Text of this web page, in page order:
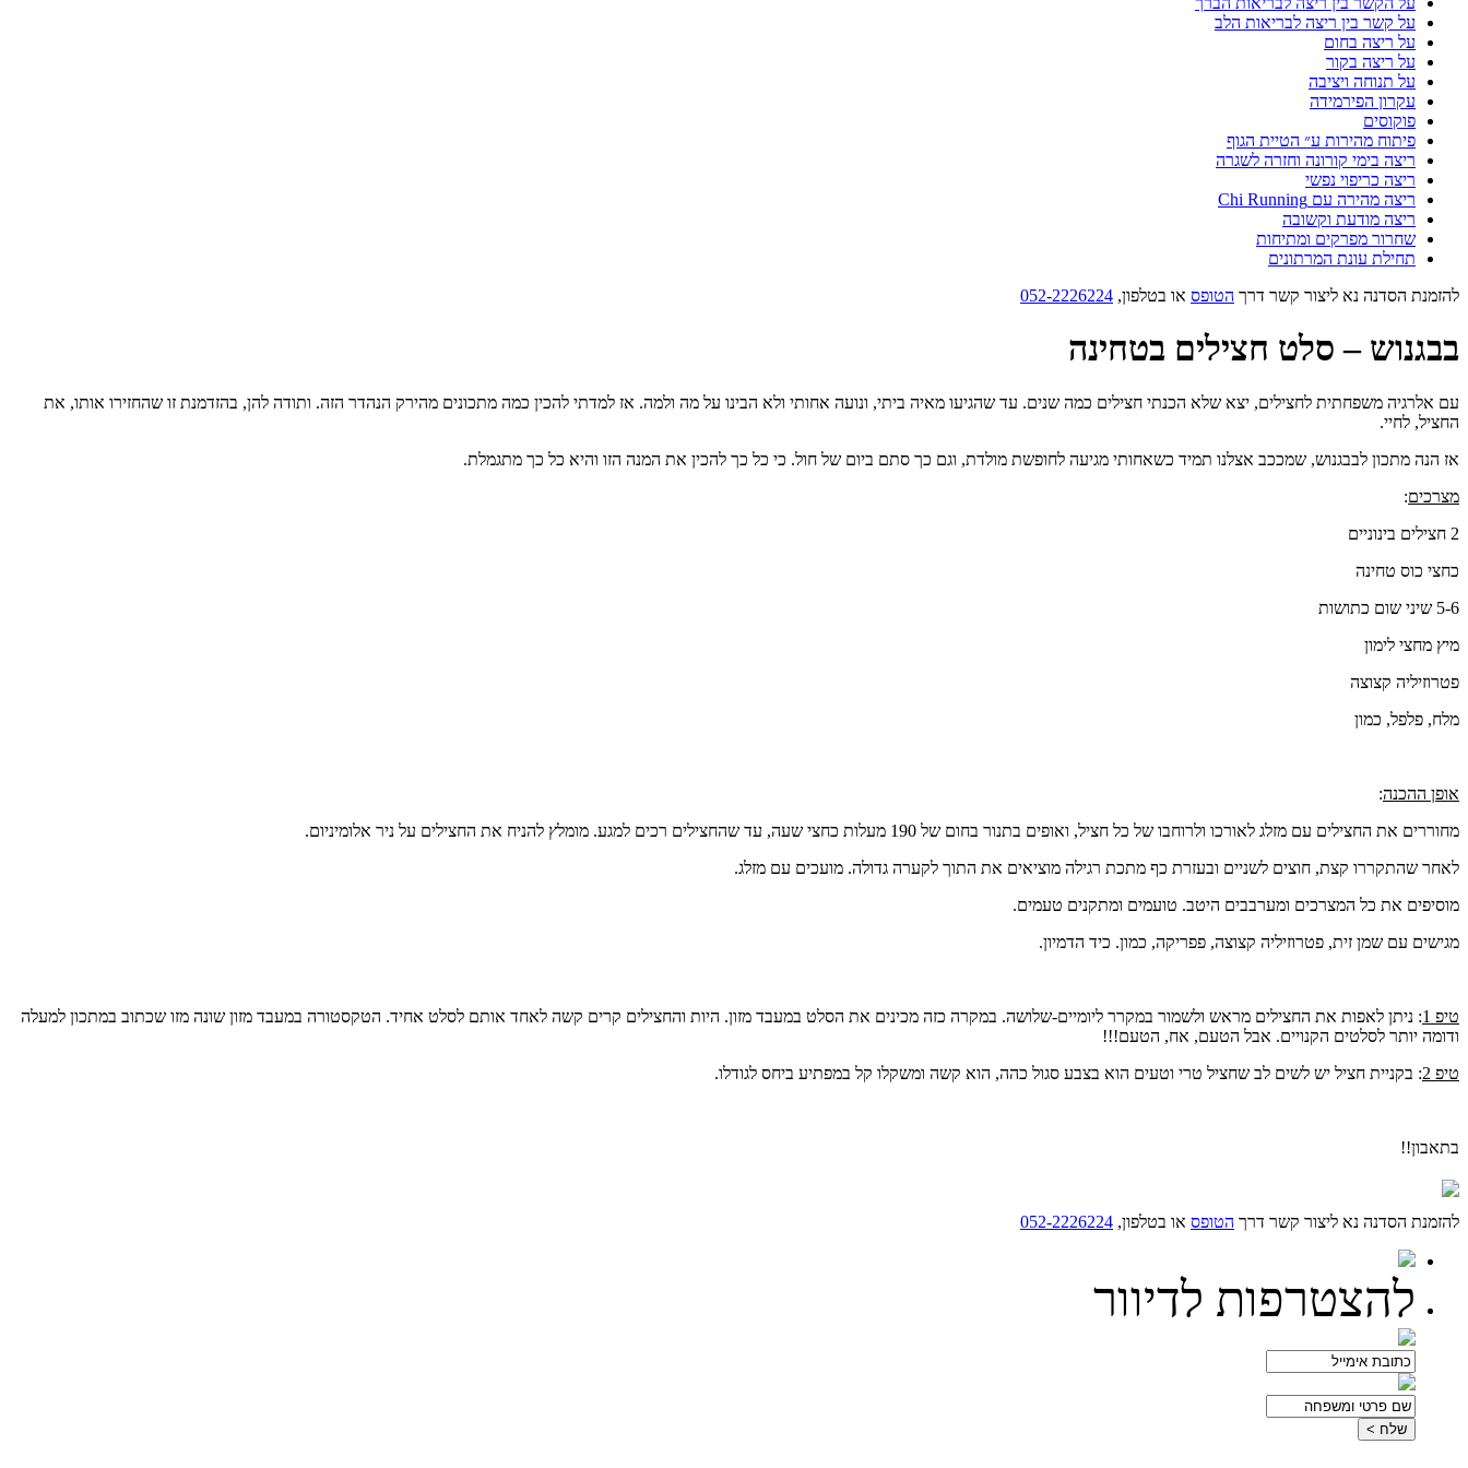
על קשר בין ריצה לבריאות הלב
על ריצה בחום
על ריצה בקור
על תנוחה ויציבה
עקרון הפירמידה
פוקוסים
פיתוח מהירות ע״ הטיית הגוף
ריצה בימי קורונה וחזרה לשגרה
ריצה כריפוי נפשי
ריצה מהירה עם Chi Running
ריצה מודעת וקשובה
שחרור מפרקים ומתיחות
תחילת עונת המרתונים
להזמנת הסדנה נא ליצור קשר דרך הטופס או בטלפון, 052-2226224
בבגנוש – סלט חצילים בטחינה
עם אלרגיה משפחתית לחצילים, יצא שלא הכנתי חצילים כמה שנים. עד שהגיעו מאיה ביתי, ונועה אחותי ולא הבינו על מה ולמה. אז למדתי להכין כמה מתכונים מהירק הנהדר הזה. ותודה להן, בהזדמנת זו שהחזירו אותו, את
החציל, לחיי.
אז הנה מתכון לבבגנוש, שמככב אצלנו תמיד כשאחותי מגיעה לחופשת מולדת, וגם כך סתם ביום של חול. כי כל כך להכין את המנה הזו והיא כל כך מתגמלת.
מצרכים:
2 חצילים בינוניים
כחצי כוס טחינה
5-6 שיני שום כתושות
מיץ מחצי לימון
פטרוזיליה קצוצה
מלח, פלפל, כמון
אופן ההכנה:
מחוררים את החצילים עם מזלג לאורכו ולרוחבו של כל חציל, ואופים בתנור בחום של 190 מעלות כחצי שעה, עד שהחצילים רכים למגע. מומלץ להניח את החצילים על ניר אלומיניום.
לאחר שהתקררו קצת, חוצים לשניים ובעזרת כף מתכת רגילה מוציאים את התוך לקערה גדולה. מועכים עם מזלג.
מוסיפים את כל המצרכים ומערבבים היטב. טועמים ומתקנים טעמים.
מגישים עם שמן זית, פטרוזיליה קצוצה, פפריקה, כמון. כיד הדמיון.
טיפ 1
: ניתן לאפות את החצילים מראש ולשמור במקרר ליומיים-שלושה. במקרה כזה מכינים את הסלט במעבד מזון. היות והחצילים קרים קשה לאחד אותם לסלט אחיד. הטקסטורה במעבד מזון שונה מזו שכתוב במתכון למעלה
ודומה יותר לסלטים הקנויים. אבל הטעם, אח, הטעם!!!
טיפ 2
: בקניית חציל יש לשים לב שחציל טרי וטעים הוא בצבע סגול כהה, הוא קשה ומשקלו קל במפתיע ביחס לגודלו.
בתאבון!!
להזמנת הסדנה נא ליצור קשר דרך הטופס או בטלפון, 052-2226224
להצטרפות לדיוור